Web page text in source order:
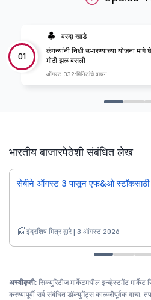
01
वरदा खाडे
कंपन्यांनी निधी उभारण्याच्या योजना
मोठी झळ बसली
ऑगस्ट 032 मिनिटांचे वाचन
भारतीय बाजारपेठेशी संबंधित लेख
सेबीने ऑगस्ट 3 पासून एफ&ओ
इंद्रशिष मित्र द्वारे | 3 ऑगस्ट 2026
अस्वीकृती: सिक्युरिटीज मार्केटमधील इन्व्हेस्टमेंट
करण्यापूर्वी सर्व संबंधित डॉक्युमेंट्स काळजीपूर्वक वाचा.